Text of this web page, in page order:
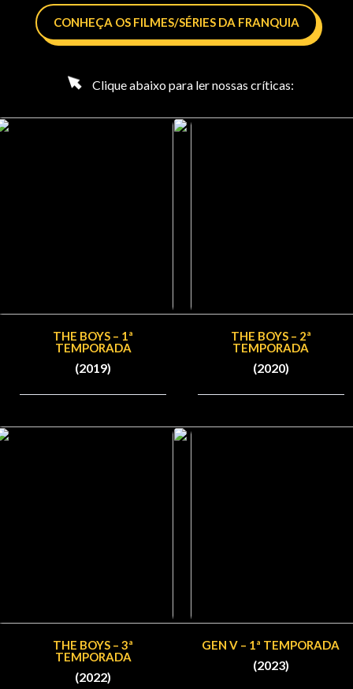
CONHEÇA OS FILMES/SÉRIES DA FRANQUIA
Clique abaixo para ler nossas críticas:
THE BOYS – 1ª
TEMPORADA
(2019)
THE BOYS – 2ª
TEMPORADA
(2020)
THE BOYS – 3ª
TEMPORADA
(2022)
GEN V – 1ª TEMPORADA
(2023)